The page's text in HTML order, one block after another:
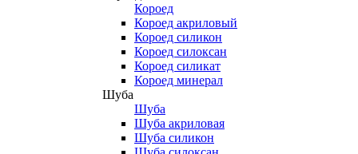
Короед
Короед акриловый
Короед силикон
Короед силоксан
Короед силикат
Короед минерал
Шуба
Шуба
Шуба акриловая
Шуба силикон